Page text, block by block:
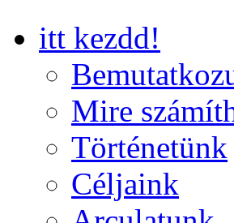
itt kezdd!
Mire
Történetünk
Céljaink